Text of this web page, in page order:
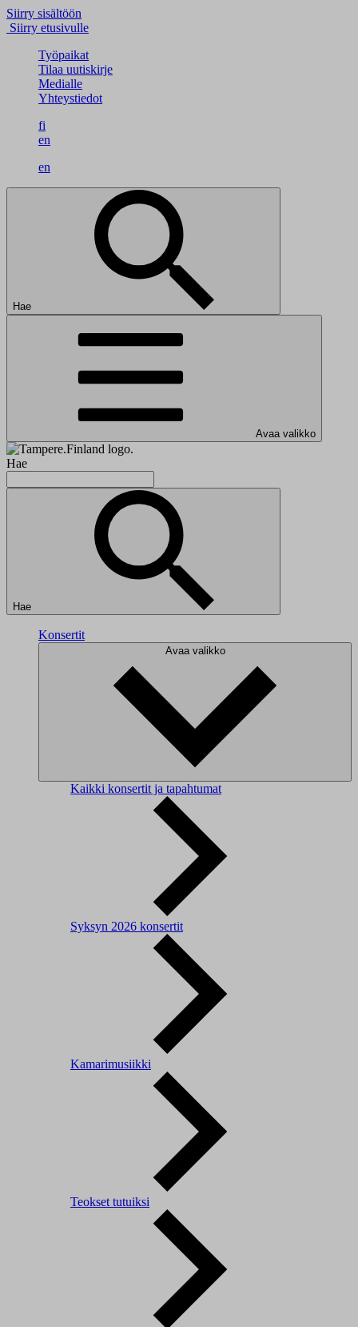
Siirry sisältöön
Siirry etusivulle
Työpaikat
Tilaa uutiskirje
Medialle
Yhteystiedot
fi
en
en
Hae
Avaa valikko
Hae
Hae
Konsertit
Avaa valikko
Kaikki konsertit ja tapahtumat
Syksyn 2026 konsertit
Kamarimusiikki
Teokset tutuiksi